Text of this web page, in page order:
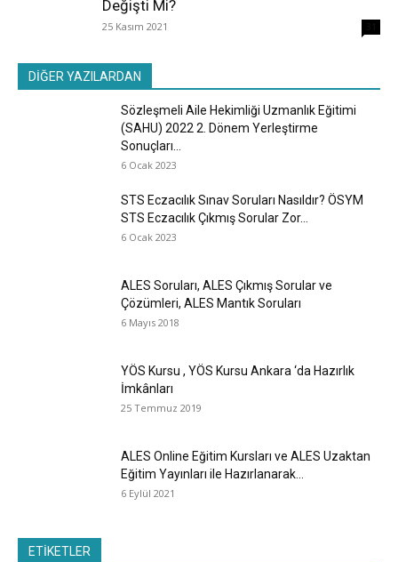
Değişti Mi?
25 Kasım 2021
DİĞER YAZILARDAN
Sözleşmeli Aile Hekimliği Uzmanlık Eğitimi
(SAHU) 2022 2. Dönem Yerleştirme
Sonuçları...
6 Ocak 2023
STS Eczacılık Sınav Soruları Nasıldır? ÖSYM
STS Eczacılık Çıkmış Sorular Zor...
6 Ocak 2023
ALES Soruları, ALES Çıkmış Sorular ve
Çözümleri, ALES Mantık Soruları
6 Mayıs 2018
YÖS Kursu , YÖS Kursu Ankara ‘da Hazırlık
İmkânları
25 Temmuz 2019
ALES Online Eğitim Kursları ve ALES Uzaktan
Eğitim Yayınları ile Hazırlanarak...
6 Eylül 2021
ETİKETLER